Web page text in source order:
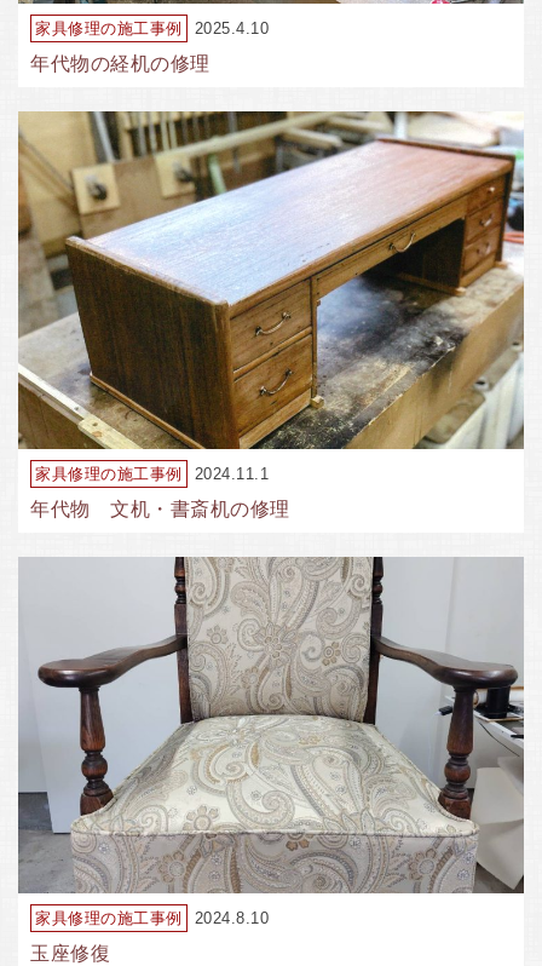
家具修理の施工事例 2025.4.10
年代物の経机の修理
家具修理の施工事例 2024.11.1
年代物 文机・書斎机の修理
家具修理の施工事例 2024.8.10
玉座修復